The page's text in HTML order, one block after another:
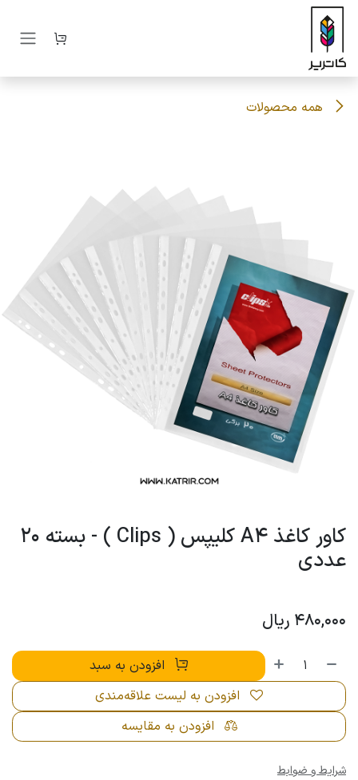
صرف نظر و مشاهده محتوا
همه محصولات
کاور کاغذ A4 کلیپس ( Clips ) - بسته 20
عددی
480,000 ریال
افزودن به سبد
افزودن به مقایسه
افزودن به لیست علاقه‌مندی
شرایط و ضوابط